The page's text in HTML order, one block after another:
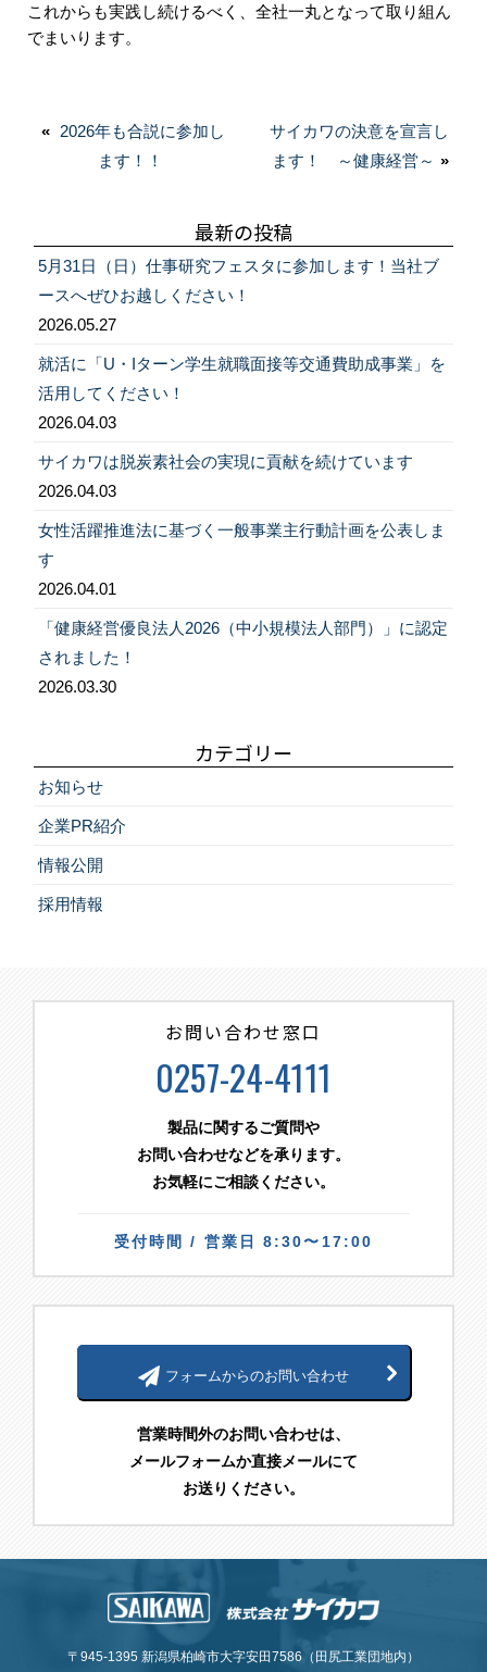
最新の投稿
5月31日（日）仕事研究フェスタに参加します！当社ブ
ースへぜひお越しください！
2026.05.27
就活に「U・Iターン学生就職面接等交通費助成事業」を
活用してください！
2026.04.03
サイカワは脱炭素社会の実現に貢献を続けています
2026.04.03
女性活躍推進法に基づく一般事業主行動計画を公表しま
す
2026.04.01
「健康経営優良法人2026（中小規模法人部門）」に認定
されました！
2026.03.30
カテゴリー
お知らせ
企業PR紹介
情報公開
採用情報
これからも実践し続けるべく、全社一丸となって取り組ん
でまいります。
«
前
2026年も合説に参加し
ます！！
次
の
サイカワの決意を宣言し
ます！ ～健康経営～ »
お問い合わせ窓口
0257-24-4111
製品に関するご質問や
お問い合わせなどを承ります。
お気軽にご相談ください。
受付時間 / 営業日 8:30〜17:00
フォームからのお問い合わせ
営業時間外のお問い合わせは、
メールフォームか直接メールにて
お送りください。
〒945-1395 新潟県柏崎市大字安田7586（田尻工業団地内）